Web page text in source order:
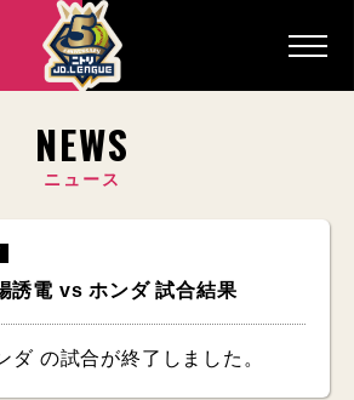
NEWS
ニュース
誘電 vs ホンダ 試合結果
ダ の試合が終了しました。